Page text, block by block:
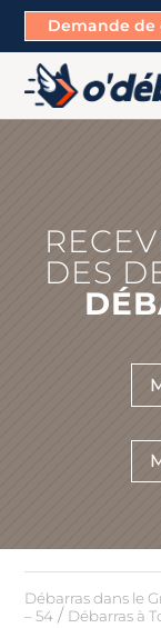
Demande de
DES
Débarras dans le
– 54 / Débarras à